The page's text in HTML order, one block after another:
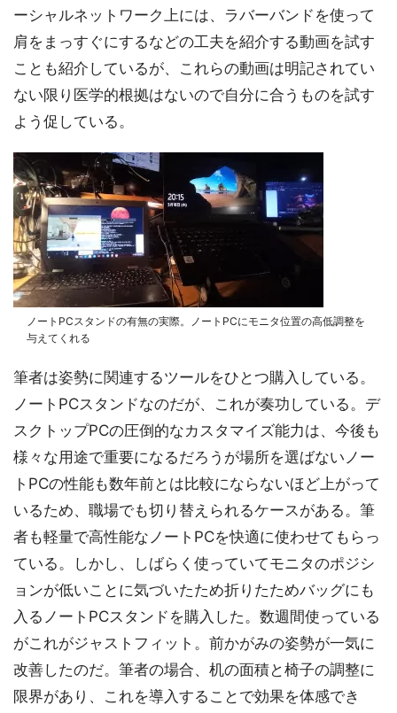
ーシャルネットワーク上には、ラバーバンドを使って
肩をまっすぐにするなどの工夫を紹介する動画を試す
ことも紹介しているが、これらの動画は明記されてい
ない限り医学的根拠はないので自分に合うものを試す
よう促している。
ノートPCスタンドの有無の実際。ノートPCにモニタ位置の高低調整を
与えてくれる
筆者は姿勢に関連するツールをひとつ購入している。
ノートPCスタンドなのだが、これが奏功している。デ
スクトップPCの圧倒的なカスタマイズ能力は、今後も
様々な用途で重要になるだろうが場所を選ばないノー
トPCの性能も数年前とは比較にならないほど上がって
いるため、職場でも切り替えられるケースがある。筆
者も軽量で高性能なノートPCを快適に使わせてもらっ
ている。しかし、しばらく使っていてモニタのポジシ
ョンが低いことに気づいたため折りたためバッグにも
入るノートPCスタンドを購入した。数週間使っている
がこれがジャストフィット。前かがみの姿勢が一気に
改善したのだ。筆者の場合、机の面積と椅子の調整に
限界があり、これを導入することで効果を体感でき